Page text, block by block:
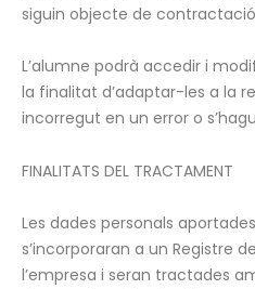
siguin objecte de
L’alumne podrà accedir i
la finalitat d’adaptar-les a la
incorregut en un error o
FINALITATS DEL TRACTAMENT
Les dades personals
s’incorporaran a un Registre
l’empresa i seran tractades